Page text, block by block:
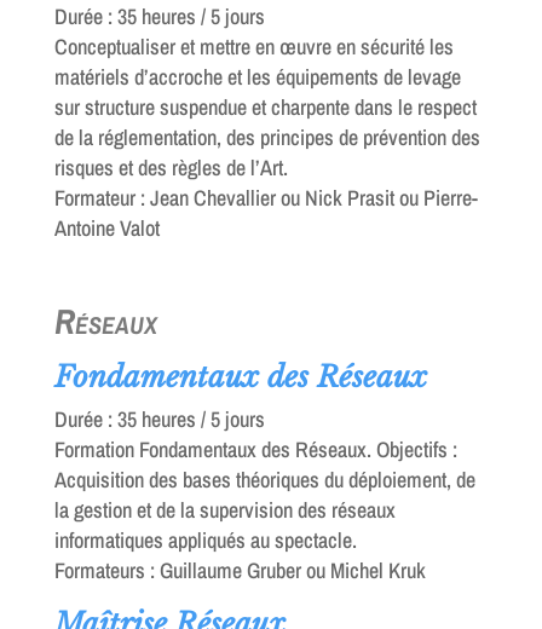
Durée : 35 heures / 5 jours
Conceptualiser et mettre en œuvre en sécurité les
matériels d’accroche et les équipements de levage
sur structure suspendue et charpente dans le respect
de la réglementation, des principes de prévention des
risques et des règles de l’Art.
Formateur : Jean Chevallier ou Nick Prasit ou Pierre-
Antoine Valot
Réseaux
Fondamentaux des Réseaux
Durée : 35 heures / 5 jours
Formation Fondamentaux des Réseaux. Objectifs :
Acquisition des bases théoriques du déploiement, de
la gestion et de la supervision des réseaux
informatiques appliqués au spectacle.
Formateurs : Guillaume Gruber ou Michel Kruk